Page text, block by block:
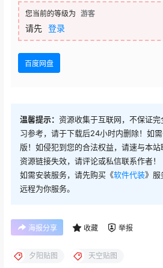
您当前的等级为 游客
请先 登录
百度网盘
温馨提示： 资源收集于互联网，不保证
习参考，请于下载后24小时内删除！如
版！如侵犯到您的合法权益，请速与本
资源链接失效，请评论或私信联系作者！
如需安装服务，请先购买《软件代装》服
远程为你服务。
海报分享 收藏 举报
夕阳贴图 天空贴图